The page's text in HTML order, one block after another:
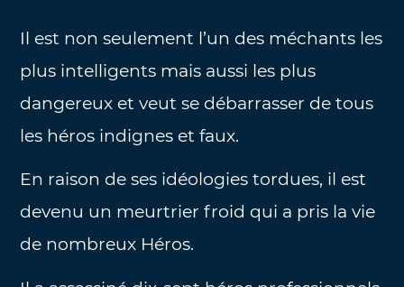
Il est non seulement l’un des méchants les
plus intelligents mais aussi les plus
dangereux et veut se débarrasser de tous
les héros indignes et faux.
En raison de ses idéologies tordues, il est
devenu un meurtrier froid qui a pris la vie
de nombreux Héros.